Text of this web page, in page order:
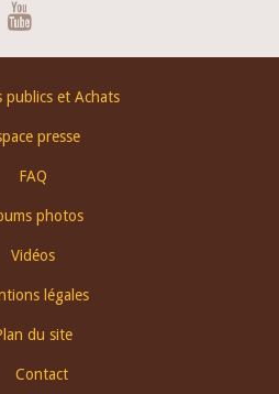
publics et Achats
presse
FAQ
photos
Vidéos
légales
du site
Contact